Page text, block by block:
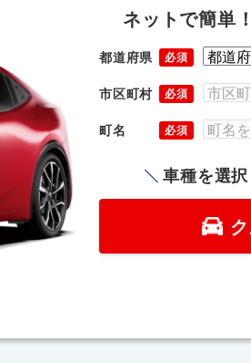
ネットで簡単
都道府県 必須
市区町村 必須
町名 必須
車種を選択